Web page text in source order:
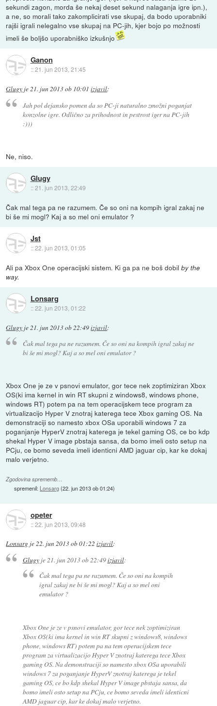
sekundi zagon, morda še nekaj deset sekund nalaganja igre ipn.),
a ne, so morali tako zakomplicirati vse skupaj, da bodo uporabniki
rajši igrali nelegalno vse skupaj na PC-jih, kjer bojo po možnosti
imeli še boljšo uporabniško izkušnjo
Ganon
::21. jun 2013, 21:45
Glugy je21. jun 2013 ob 10:01 izjavil:
Jah pol dejansko pomen da so PC-ji naturalno zmožni poganjat
konzolne igre. Odlično za prihodnost in pestrost iger na PC-jih
:)))
Ne, niso.
Glugy
::21. jun 2013, 22:49
Čak mal tega pa ne razumem. Če so oni na kompih igral zakaj ne
bi še mi mogl? Kaj a so mel oni emulator ?
Jst
::22. jun 2013, 01:05
Ali pa Xbox One operacijski sistem. Ki ga pa ne boš dobilby the
way.
Lonsarg
::22. jun 2013, 01:22
Glugy je21. jun 2013 ob 22:49izjavil:
Čak mal tega pa ne razumem. Če so oni na kompih igral zakaj ne
bi še mi mogl? Kaj a so mel oni emulator ?
Xbox One je ze v psnovi emulator, gor tece nek zoptimiziran Xbox
OS(ki ima kernel in win RT skupni z windows8, windows phone,
windows RT) potem pa na tem operacijskem tece program za
virtualizacijo Hyper V znotraj katerega tece Xbox gaming OS. Na
demonstraciji so namesto xbox OSa uporabili windows 7 za
poganjanje HyperV znotraj katerega je tekel gaming OS, ce bo kdp
shekal Hyper V image pbstaja sansa, da bomo imeli osto setup na
PCju, ce bomo seveda imeli identicni AMD jaguar cip, kar ke dokaj
malo verjetno.
Zgodovina sprememb…
spremenil: Lonsarg(22. jun 2013 ob 01:24)
opeter
::22. jun 2013, 09:48
Lonsarg je22. jun 2013 ob 01:22 izjavil:
Glugyje 21. jun 2013 ob 22:49izjavil:
Čak mal tega pa ne razumem. Če so oni na kompih
igral zakaj ne bi še mi mogl? Kaj a so mel oni
emulator ?
Xbox One je ze v psnovi emulator, gor tece nek zoptimiziran
Xbox OS(ki ima kernel in win RT skupni z windows8, windows
phone, windows RT) potem pa na tem operacijskem tece
program za virtualizacijo Hyper V znotraj katerega tece Xbox
gaming OS. Na demonstraciji so namesto xbox OSa uporabili
windows 7 za poganjanje HyperV znotraj katerega je tekel
gaming OS, ce bo kdp shekal Hyper V image pbstaja sansa, da
bomo imeli osto setup na PCju, ce bomo seveda imeli identicni
AMD jaguar cip, kar ke dokaj malo verjetno.